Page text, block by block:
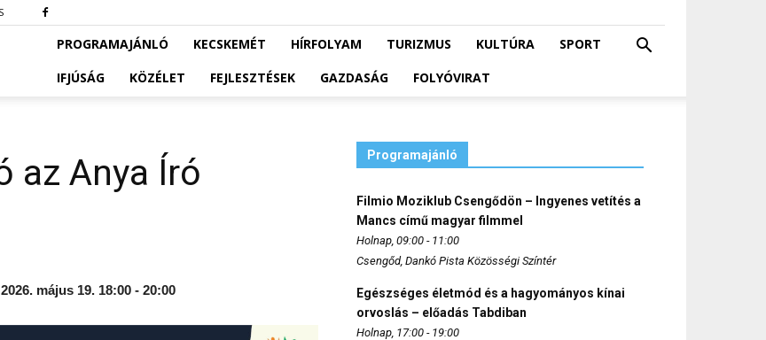
PROGRAMAJÁNLÓ KECSKEMÉT HÍRFOLYAM TURIZMUS KULTÚRA
SPORT
IFJÚSÁG
KÖZÉLET FEJLESZTÉSEK GAZDASÁG FOLYÓVIRAT
az Anya Író
május 19. 18:00 - 20:00
Programajánló
Filmio Moziklub Csengődön – Ingyenes vetítés a
Mancs című magyar filmmel
Holnap, 09:00 - 11:00
Csengőd, Dankó Pista Közösségi Színtér
Egészséges életmód és a hagyományos kínai
orvoslás – előadás Tabdiban
Holnap, 17:00 - 19:00